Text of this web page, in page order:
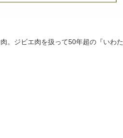
。ジビエ肉を扱って50年超の『いわた